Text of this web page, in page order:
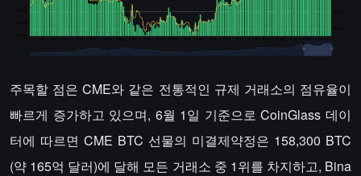
주목할 점은 CME와 같은 전통적인 규제 거래소의 점유율이
빠르게 증가하고 있으며, 6월 1일 기준으로 CoinGlass 데이
터에 따르면 CME BTC 선물의 미결제약정은 158,300 BTC
(약 165억 달러)에 달해 모든 거래소 중 1위를 차지하고, Bina